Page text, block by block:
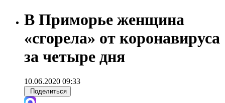
В Приморье женщина
«сгорела» от коронавируса
за четыре дня
10.06.2020 09:33
Поделиться